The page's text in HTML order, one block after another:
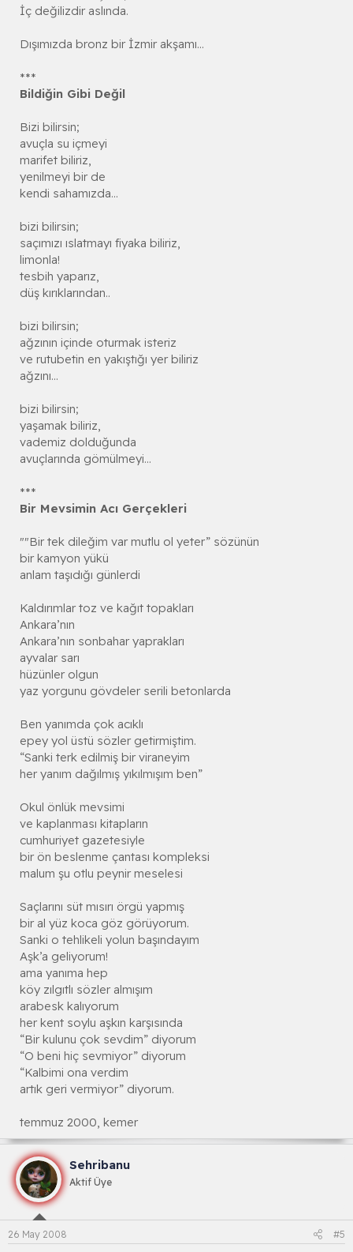
İç değilizdir aslında.
Dışımızda bronz bir İzmir akşamı...
***
Bildiğin Gibi Değil
Bizi bilirsin;
avuçla su içmeyi
marifet biliriz,
yenilmeyi bir de
kendi sahamızda...
bizi bilirsin;
saçımızı ıslatmayı fiyaka biliriz,
limonla!
tesbih yaparız,
düş kırıklarından..
bizi bilirsin;
ağzının içinde oturmak isteriz
ve rutubetin en yakıştığı yer biliriz
ağzını...
bizi bilirsin;
yaşamak biliriz,
vademiz dolduğunda
avuçlarında gömülmeyi...
***
Bir Mevsimin Acı Gerçekleri
""Bir tek dileğim var mutlu ol yeter” sözünün
bir kamyon yükü
anlam taşıdığı günlerdi
Kaldırımlar toz ve kağıt topakları
Ankara’nın
Ankara’nın sonbahar yaprakları
ayvalar sarı
hüzünler olgun
yaz yorgunu gövdeler serili betonlarda
Ben yanımda çok acıklı
epey yol üstü sözler getirmiştim.
“Sanki terk edilmiş bir viraneyim
her yanım dağılmış yıkılmışım ben”
Okul önlük mevsimi
ve kaplanması kitapların
cumhuriyet gazetesiyle
bir ön beslenme çantası kompleksi
malum şu otlu peynir meselesi
Saçlarını süt mısırı örgü yapmış
bir al yüz koca göz görüyorum.
Sanki o tehlikeli yolun başındayım
Aşk’a geliyorum!
ama yanıma hep
köy zılgıtlı sözler almışım
arabesk kalıyorum
her kent soylu aşkın karşısında
“Bir kulunu çok sevdim” diyorum
“O beni hiç sevmiyor” diyorum
“Kalbimi ona verdim
artık geri vermiyor” diyorum.
temmuz 2000, kemer
Sehribanu
Aktif Üye
26 May 2008 #5